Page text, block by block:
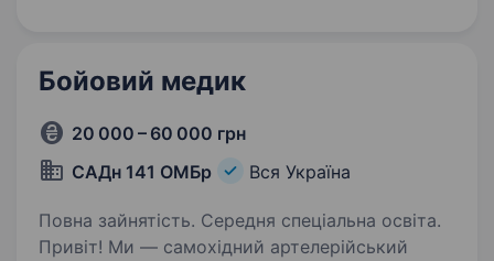
Бойовий медик
20 000 – 60 000 грн
САДн 141 ОМБр
Вся Україна
Повна зайнятість. Середня спеціальна освіта.
Привіт! Ми — самохідний артелерійський